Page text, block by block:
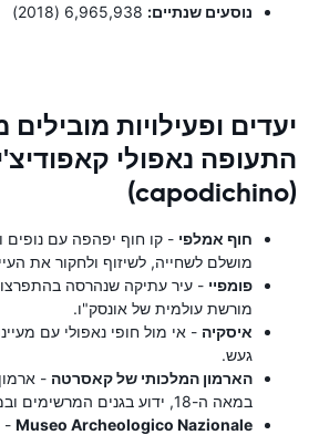
נוסעים שנתיים:
יעדים ופעילויות
התעופה נאפולי
(capodichino)
חוף אמלפי - קו חוף יפהפה עם נופים
מושלם לשחייה, לשיזוף ולחקור את
פומפיי - עיר עתיקה שנהרסה
מורשת עולמית של אונסק"ו.
איסקיה - אי מול חופי נאפולי עם
געש.
הארמון המלכותי של קאסרטה -
במאה ה-18, ידוע בגנים המרשימים ובמזרקות שלו.
Museo Archeologico Nazionale
-